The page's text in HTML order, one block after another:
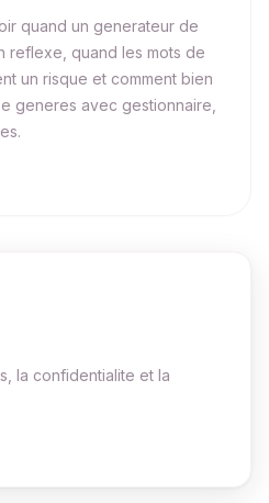
quand un generateur de
reflexe, quand les mots de
un risque et comment bien
generes avec gestionnaire,
la confidentialite et la